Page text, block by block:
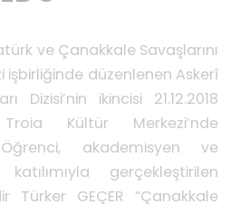
ve Çanakkale Savaşlarını
işbirliğinde düzenlenen Askerî
Dizisi’nin ikincisi 21.12.2018
Kültür Merkezi’nde
akademisyen ve
gerçekleştirilen
Türker GEÇER “Çanakkale